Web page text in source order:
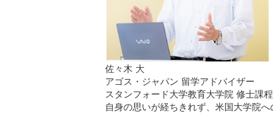
佐々木 大
アゴス・ジャパン 留学アドバイザー
スタンフォード大学教育大学院 修士課
自身の思いが経ちきれず、米国大学院へ